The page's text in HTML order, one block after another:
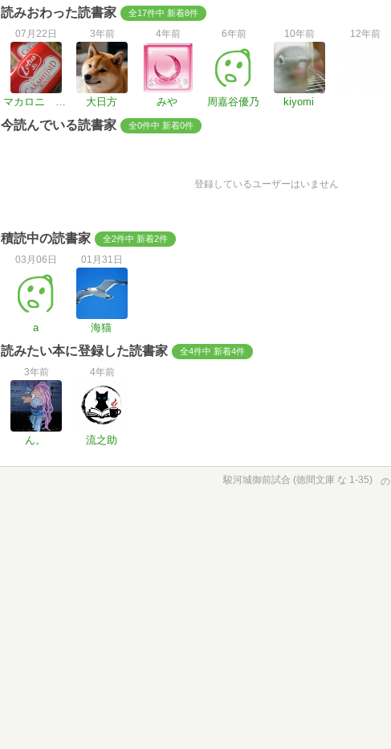
読みおわった読書家 全17件中 新着8件
07月22日
マカロニ マカロン
3年前
大日方
4年前
みや
6年前
周嘉谷優乃
10年前
kiyomi
12年前
今読んでいる読書家 全0件中 新着0件
登録しているユーザーはいません
積読中の読書家 全2件中 新着2件
03月06日
a
01月31日
海猫
読みたい本に登録した読書家 全4件中 新着4件
3年前
ん。
4年前
流之助
駿河城御前試合 (徳間文庫 な 1-35) の